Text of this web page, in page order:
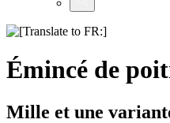
Émincé de
Mille et une